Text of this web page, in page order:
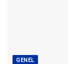
GENEL